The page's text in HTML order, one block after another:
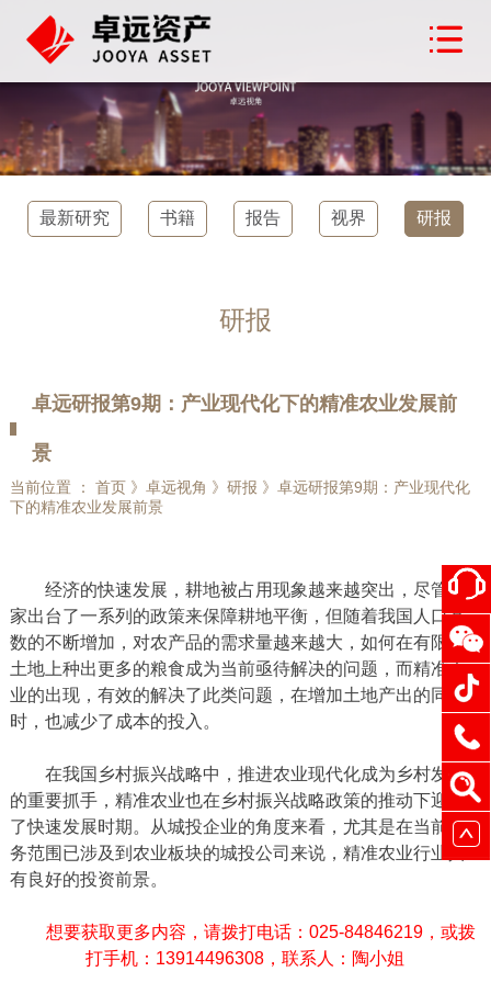
最新研究 书籍 报告 视界 研报
研报
卓远研报第9期：产业现代化下的精准农业发展前
景
当前位置 ： 首页 》卓远视角 》研报 》卓远研报第9期：产业现代化
下的精准农业发展前景
经济的快速发展，耕地被占用现象越来越突出，尽管国
家出台了一系列的政策来保障耕地平衡，但随着我国人口基
数的不断增加，对农产品的需求量越来越大，如何在有限的
土地上种出更多的粮食成为当前亟待解决的问题，而精准农
业的出现，有效的解决了此类问题，在增加土地产出的同
时，也减少了成本的投入。
在我国乡村振兴战略中，推进农业现代化成为乡村发展
的重要抓手，精准农业也在乡村振兴战略政策的推动下迎来
了快速发展时期。从城投企业的角度来看，尤其是在当前业
务范围已涉及到农业板块的城投公司来说，精准农业行业具
有良好的投资前景。
想要获取更多内容，请拨打电话：025-84846219，或拨
打手机：13914496308，联系人：陶小姐